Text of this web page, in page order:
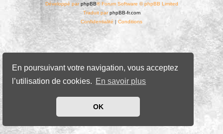
En poursuivant votre navigation, vous acceptez
l’utilisation de cookies. En savoir plus
OK
Développé parphpBB® Forum Software © phpBB Limited
Traduit parphpBB-fr.com
Confidentialité | Conditions